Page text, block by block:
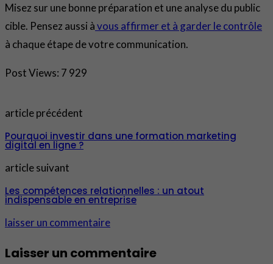
Misez sur une bonne préparation et une analyse du public
cible. Pensez aussi àvous affirmer et à garder le contrôle
à chaque étape de votre communication.
Post Views: 7 929
article précédent
Pourquoi investir dans une formation marketing
digital en ligne ?
article suivant
Les compétences relationnelles : un atout
indispensable en entreprise
laisser un commentaire
Laisser un commentaire